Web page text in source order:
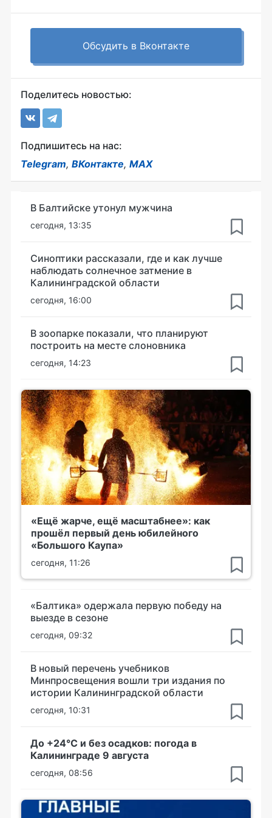
Обсудить в Вконтакте
Поделитесь новостью:
Подпишитесь на нас:
Telegram, ВКонтакте, MAX
В Балтийске утонул мужчина
сегодня, 13:35
Синоптики рассказали, где и как лучше
наблюдать солнечное затмение в
Калининградской области
сегодня, 16:00
В зоопарке показали, что планируют
построить на месте слоновника
сегодня, 14:23
«Ещё жарче, ещё масштабнее»: как
прошёл первый день юбилейного
«Большого Каупа»
сегодня, 11:26
«Балтика» одержала первую победу на
выезде в сезоне
сегодня, 09:32
В новый перечень учебников
Минпросвещения вошли три издания по
истории Калининградской области
сегодня, 10:31
До +24°С и без осадков: погода в
Калининграде 9 августа
сегодня, 08:56